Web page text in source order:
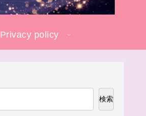
Privacy policy
検索